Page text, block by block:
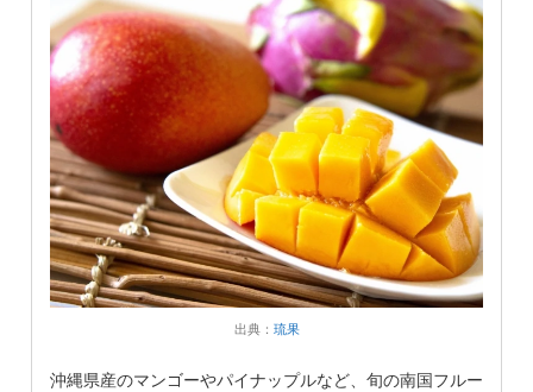
出典： 琉果
沖縄県産のマンゴーやパイナップルなど、旬の南国フルー